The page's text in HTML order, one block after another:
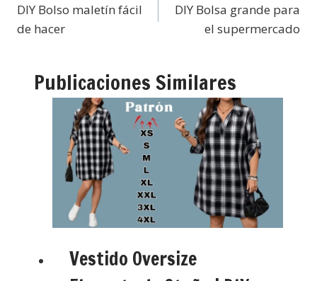
DIY Bolso maletín fácil
de hacer
DIY Bolsa grande para
el supermercado
Publicaciones Similares
Vestido Oversize